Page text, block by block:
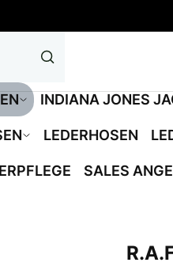
INDIANA JONES
LEDERHOSEN
SALES